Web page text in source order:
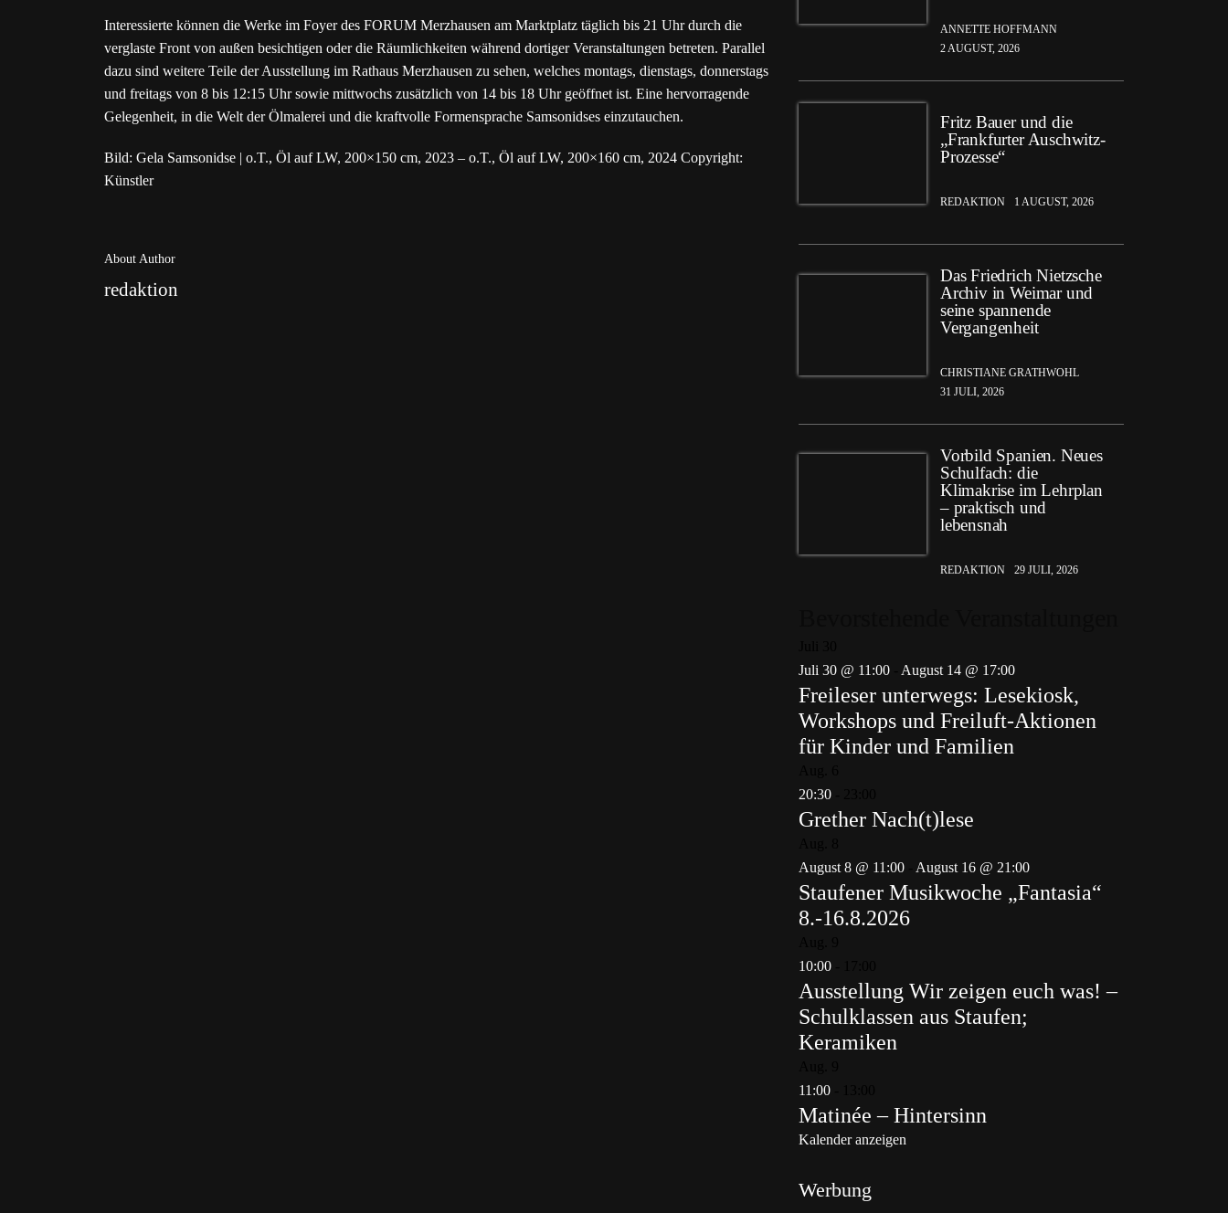
Interessierte können die Werke im Foyer des FORUM Merzhausen am Marktplatz täglich bis 21 Uhr durch die
verglaste Front von außen besichtigen oder die Räumlichkeiten während dortiger Veranstaltungen betreten. Parallel
dazu sind weitere Teile der Ausstellung im Rathaus Merzhausen zu sehen, welches montags, dienstags, donnerstags
und freitags von 8 bis 12:15 Uhr sowie mittwochs zusätzlich von 14 bis 18 Uhr geöffnet ist. Eine hervorragende
Gelegenheit, in die Welt der Ölmalerei und die kraftvolle Formensprache Samsonidses einzutauchen.
Bild: Gela Samsonidse | o.T., Öl auf LW, 200×150 cm, 2023 – o.T., Öl auf LW, 200×160 cm, 2024 Copyright:
Künstler
About Author
redaktion
ANNETTE HOFFMANN
2 AUGUST, 2026
Fritz Bauer und die
„Frankfurter Auschwitz-
Prozesse“
REDAKTION 1 AUGUST, 2026
Das Friedrich Nietzsche
Archiv in Weimar und
seine spannende
Vergangenheit
CHRISTIANE GRATHWOHL
31 JULI, 2026
Vorbild Spanien. Neues
Schulfach: die
Klimakrise im Lehrplan
– praktisch und
lebensnah
REDAKTION 29 JULI, 2026
Juli 30 @ 11:00
August 14 @ 17:00
Freileser unterwegs: Lesekiosk,
Workshops und Freiluft-Aktionen
für Kinder und Familien
20:30
Grether Nach(t)lese
August 8 @ 11:00
August 16 @ 21:00
Staufener Musikwoche „Fantasia“
8.-16.8.2026
10:00
Ausstellung Wir zeigen euch was! –
Schulklassen aus Staufen;
Keramiken
11:00
Matinée – Hintersinn
Kalender anzeigen
Werbung